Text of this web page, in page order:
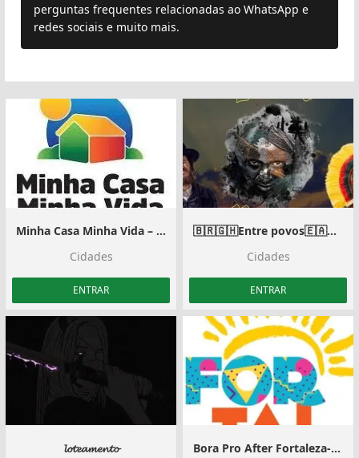
perguntas frequentes relacionadas ao WhatsApp e
redes sociais e muito mais.
Minha Casa Minha Vida – Anápolis
Cidades
ENTRAR
🇧🇷🇬🇭Entre povos🇪🇦🇨🇳
Cidades
ENTRAR
𝓵𝓸𝓽𝓮𝓪𝓶𝓮𝓷𝓽𝓸
Bora Pro After Fortaleza-CE